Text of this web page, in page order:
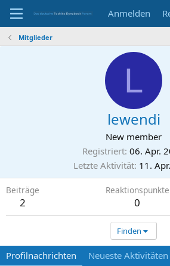
Anmelden
Mitglieder
L
lewendi
New member
Registriert 06. Apr.
Letzte Aktivität 11.
Beiträge
2
Reaktionspunkte
0
Finden
Profilnachrichten Neueste Aktivitäten